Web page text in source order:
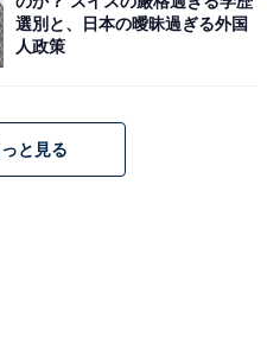
選別と、日本の曖昧過ぎる外国
人政策
と見る